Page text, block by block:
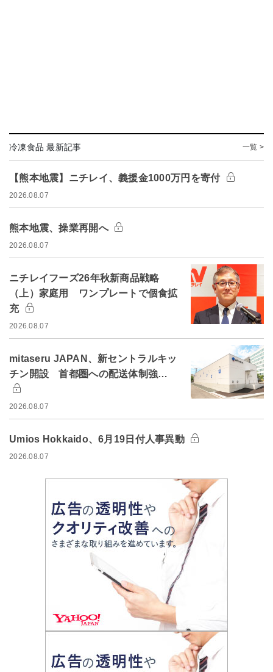
冷凍食品 最新記事 一覧 >
【熊本地震】ニチレイ、義援金1000万円を寄付
2026.08.07
熊本地震、操業再開へ
2026.08.07
ニチレイフーズ26年秋新商品戦略
（上）家庭用 ワンプレートで個食拡
充
2026.08.07
mitaseru JAPAN、新セントラルキッ
チン開設 首都圏への配送体制強…
2026.08.07
Umios Hokkaido、6月19日付人事異動
2026.08.07